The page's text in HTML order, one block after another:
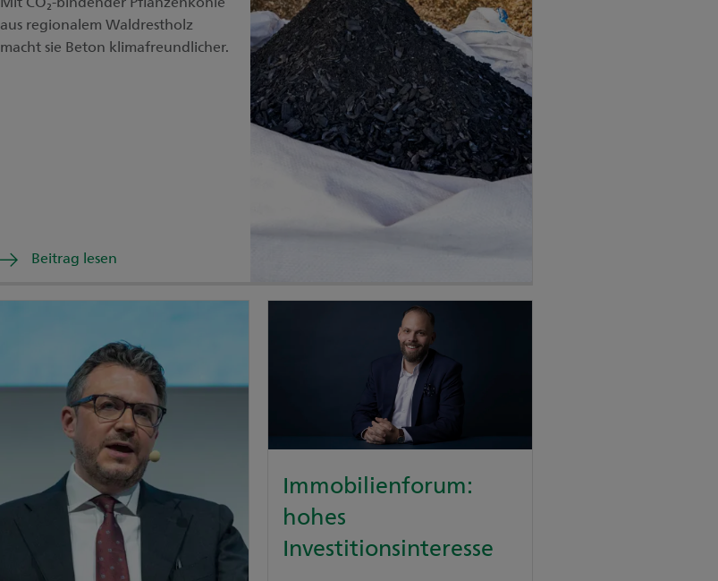
aus regionalem Waldrestholz
macht sie Beton klimafreundlicher.
Beitrag lesen
Immobilienforum:
hohes
Investitionsinteresse